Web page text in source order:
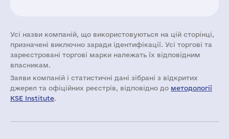
Усі назви компаній, що використовуються на цій сторінці,
призначені виключно заради ідентифікації. Усі торгові та
зареєстровані торгові марки належать їх відповідним
власникам.
Заяви компаній i статистичні дані зібрані з відкритих
джерел та офіційних реєстрів, відповідно до методології
KSE Institute.